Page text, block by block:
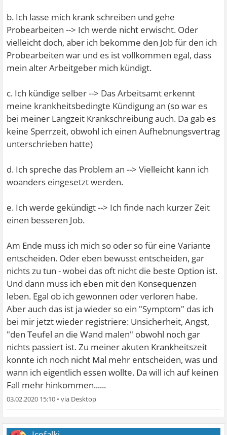
b. Ich lasse mich krank schreiben und gehe
Probearbeiten --> Ich werde nicht erwischt. Oder
vielleicht doch, aber ich bekomme den Job für den ich
Probearbeiten war und es ist vollkommen egal, dass
mein alter Arbeitgeber mich kündigt.
c. Ich kündige selber --> Das Arbeitsamt erkennt
meine krankheitsbedingte Kündigung an (so war es
bei meiner Langzeit Krankschreibung auch. Da gab es
keine Sperrzeit, obwohl ich einen Aufhebnungsvertrag
unterschrieben hatte)
d. Ich spreche das Problem an --> Vielleicht kann ich
woanders eingesetzt werden.
e. Ich werde gekündigt --> Ich finde nach kurzer Zeit
einen besseren Job.
Am Ende muss ich mich so oder so für eine Variante
entscheiden. Oder eben bewusst entscheiden, gar
nichts zu tun - wobei das oft nicht die beste Option ist.
Und dann muss ich eben mit den Konsequenzen
leben. Egal ob ich gewonnen oder verloren habe.
Aber auch das ist ja wieder so ein "Symptom" das ich
bei mir jetzt wieder registriere: Unsicherheit, Angst,
"den Teufel an die Wand malen" obwohl noch gar
nichts passiert ist. Zu meiner akuten Krankheitszeit
konnte ich noch nicht Mal mehr entscheiden, was und
wann ich eigentlich essen wollte. Da will ich auf keinen
Fall mehr hinkommen......
03.02.2020 15:10 •